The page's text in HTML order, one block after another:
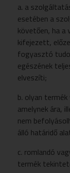
a. a
esetében a
követően, ha
kifejezett,
fogyasztó
egészének
elveszíti;
b. olyan
amelynek ára,
nem
álló határidő
c. romlandó
termék